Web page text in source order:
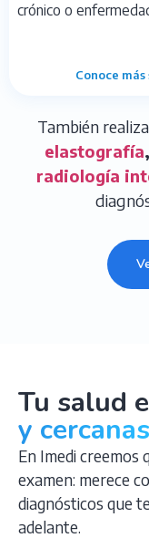
crónico o
Conoce
También
elastografía,
radiología
Tu salud
y cercanas
En Imedi creemos
examen: merece
diagnósticos que
adelante.